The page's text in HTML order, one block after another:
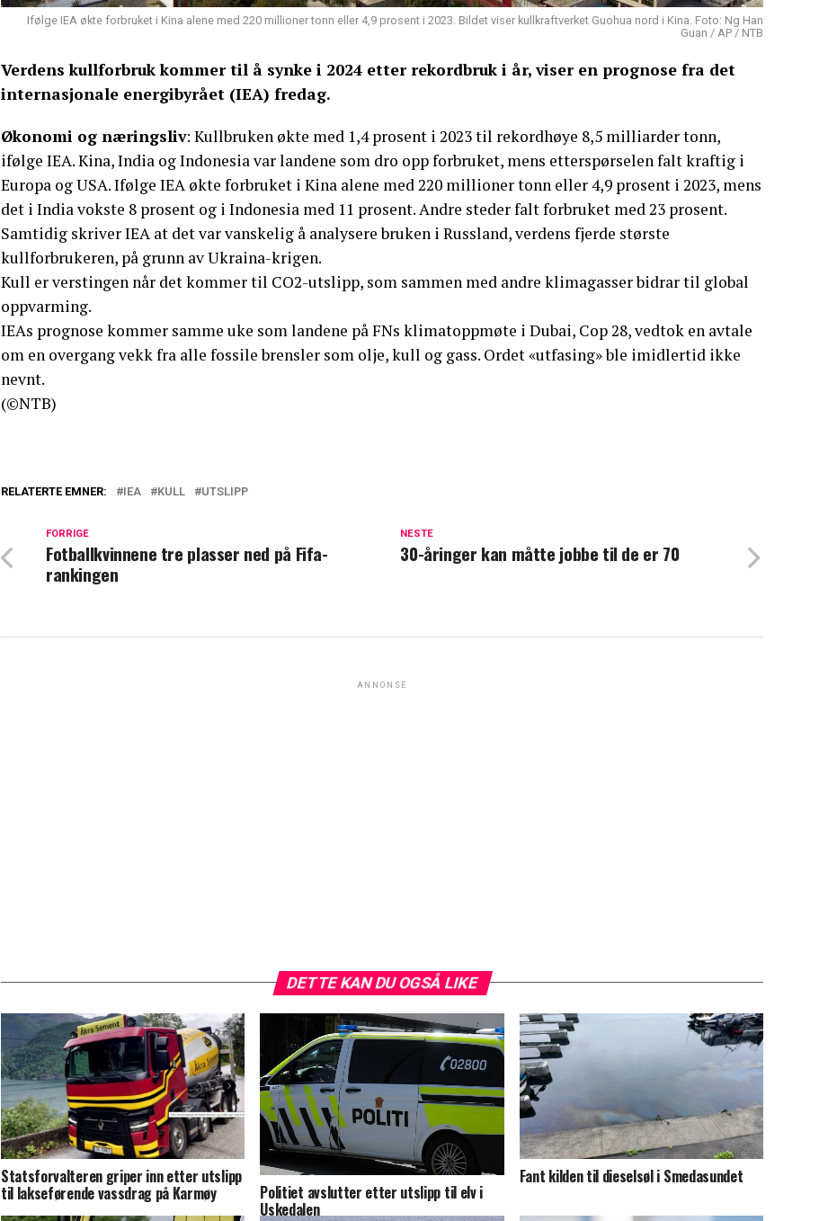
Ifølge IEA økte forbruket i Kina alene med 220 millioner tonn eller 4,9 prosent i 2023. Bildet viser kullkraftverket Guohua nord i Kina. Foto: Ng Han
Guan / AP / NTB
Verdens kullforbruk kommer til å synke i 2024 etter rekordbruk i år, viser en prognose fra det
internasjonale energibyrået (IEA) fredag.
Økonomi og næringsliv: Kullbruken økte med 1,4 prosent i 2023 til rekordhøye 8,5 milliarder tonn,
ifølge IEA. Kina, India og Indonesia var landene som dro opp forbruket, mens etterspørselen falt kraftig i
Europa og USA. Ifølge IEA økte forbruket i Kina alene med 220 millioner tonn eller 4,9 prosent i 2023, mens
det i India vokste 8 prosent og i Indonesia med 11 prosent. Andre steder falt forbruket med 23 prosent.
Samtidig skriver IEA at det var vanskelig å analysere bruken i Russland, verdens fjerde største
kullforbrukeren, på grunn av Ukraina-krigen.
Kull er verstingen når det kommer til CO2-utslipp, som sammen med andre klimagasser bidrar til global
oppvarming.
IEAs prognose kommer samme uke som landene på FNs klimatoppmøte i Dubai, Cop 28, vedtok en avtale
om en overgang vekk fra alle fossile brensler som olje, kull og gass. Ordet «utfasing» ble imidlertid ikke
nevnt.
(©NTB)
RELATERTE EMNER: IEA KULL UTSLIPP
NESTE
30-åringer kan måtte jobbe til de er 70
FORRIGE
Fotballkvinnene tre plasser ned på Fifa-
rankingen
ANNONSE
DETTE KAN DU OGSÅ LIKE
Statsforvalteren griper inn etter utslipp
til lakseførende vassdrag på Karmøy Politiet avslutter etter utslipp til elv i
Uskedalen
Fant kilden til dieselsøl i Smedasundet